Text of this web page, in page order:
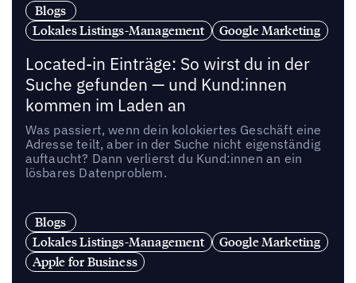
Blogs
Lokales Listings-Management
Google Marketing
Located-in Einträge: So wirst du in der
Suche gefunden — und Kund:innen
kommen im Laden an
Was passiert, wenn dein kolokiertes Geschäft eine
Adresse teilt, aber in der Suche nicht eigenständig
auftaucht? Dann verlierst du Kund:innen an ein
lösbares Datenproblem.
Blogs
Lokales Listings-Management
Google Marketing
Apple for Business